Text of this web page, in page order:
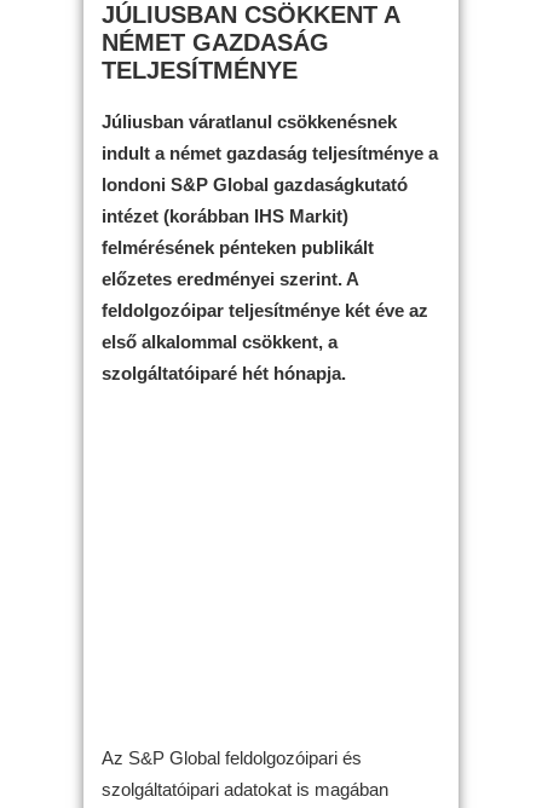
JÚLIUSBAN CSÖKKENT A
NÉMET GAZDASÁG
TELJESÍTMÉNYE
Júliusban váratlanul csökkenésnek
indult a német gazdaság teljesítménye a
londoni S&P Global gazdaságkutató
intézet (korábban IHS Markit)
felmérésének pénteken publikált
előzetes eredményei szerint. A
feldolgozóipar teljesítménye két éve az
első alkalommal csökkent, a
szolgáltatóiparé hét hónapja.
Az S&P Global feldolgozóipari és
szolgáltatóipari adatokat is magában